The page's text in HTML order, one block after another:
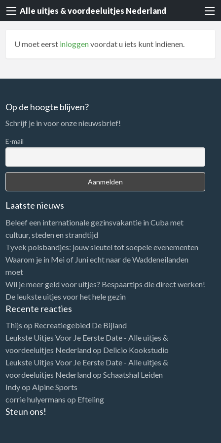
Alle uitjes & voordeeluitjes Nederland
U moet eerst inloggenvoordat u iets kunt indienen.
Op de hoogte blijven?
Schrijf je in voor onze nieuwsbrief!
E-mail
Laatste nieuws
Beleef een internationale gezinsvakantie in Cuba met
cultuur, steden en strandtijd
Tyvek polsbandjes: jouw sleutel tot soepele evenementen
Waarom je in Mei of Juni echt naar de Waddeneilanden
moet
Wil je meer geld voor uitjes? Bespaartips die direct werken!
De leukste uitjes voor het hele gezin
Recente reacties
Thijs op Recreatiegebied De Bijland
Leukste Uitjes Voor Je Eerste Date - Alle uitjes &
voordeeluitjes Nederland op Delicio Kookstudio
Leukste Uitjes Voor Je Eerste Date - Alle uitjes &
voordeeluitjes Nederland op Schaatshal Leiden
Indyop Alpine Sports
corrie hulyermans op Efteling
Steun ons!